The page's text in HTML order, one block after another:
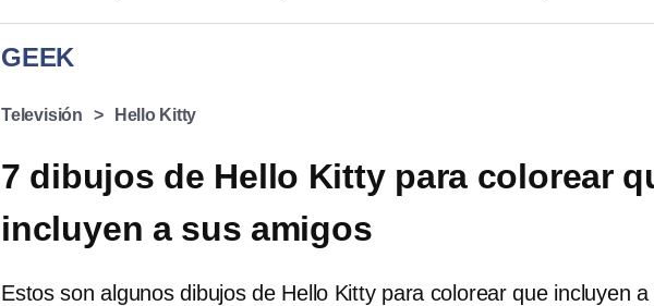
GEEK
Televisión Hello Kitty
7 dibujos de Hello Kitty para colorear
incluyen a sus amigos
Estos son algunos dibujos de Hello Kitty para colorear que incluyen a